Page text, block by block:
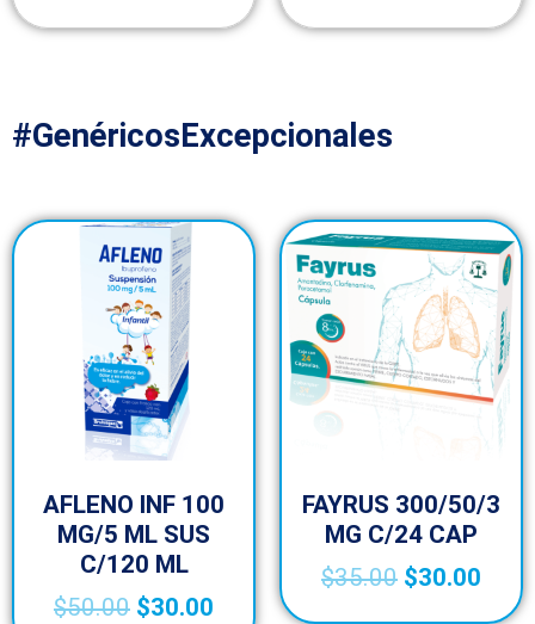
#GenéricosExcepcionales
AFLENO INF 100
MG/5 ML SUS
C/120 ML
$50.00 $30.00
FAYRUS 300/50/3
MG C/24 CAP
$35.00 $30.00